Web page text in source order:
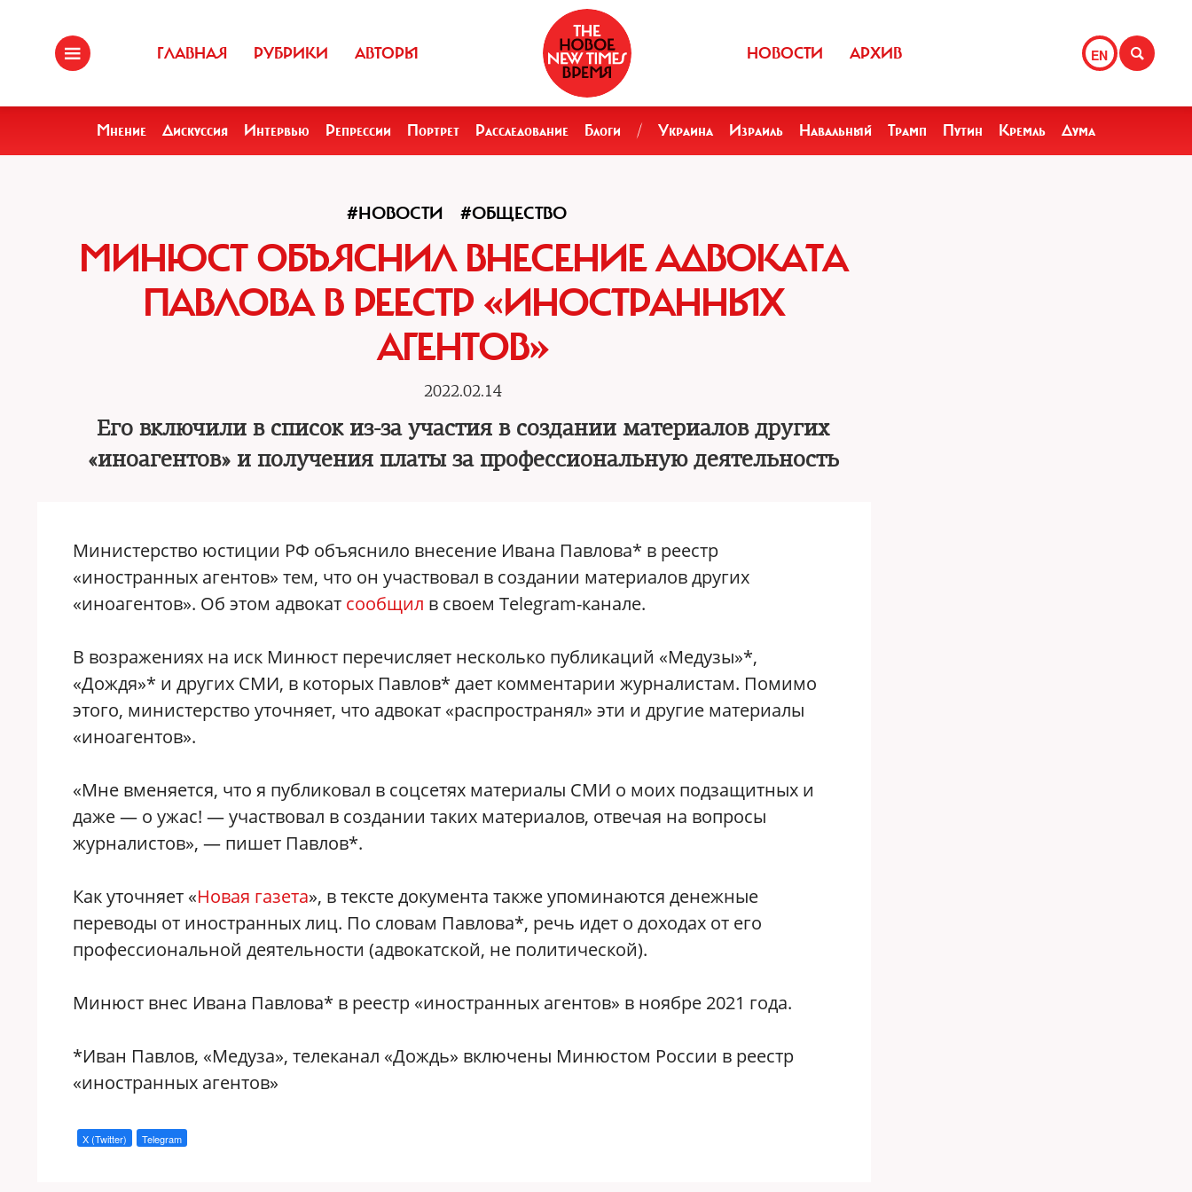
ГЛАВНАЯ РУБРИКИ АВТОРЫ EN
НОВОСТИ АРХИВ
Мнение Дискуссия Интервью Репрессии Портрет Расследование Блоги / Украина Израиль Навальный Трамп Путин Кремль Дума
#НОВОСТИ #ОБЩЕСТВО
МИНЮСТ ОБЪЯСНИЛ ВНЕСЕНИЕ АДВОКАТА
ПАВЛОВА В РЕЕСТР «ИНОСТРАННЫХ
АГЕНТОВ»
2022.02.14
Его включили в список из-за участия в создании материалов других
«иноагентов» и получения платы за профессиональную деятельность
Министерство юстиции РФ объяснило внесение Ивана Павлова* в реестр
«иностранных агентов» тем, что он участвовал в создании материалов других
«иноагентов». Об этом адвокат сообщил в своем Telegram-канале.
В возражениях на иск Минюст перечисляет несколько публикаций «Медузы»*,
«Дождя»* и других СМИ, в которых Павлов* дает комментарии журналистам. Помимо
этого, министерство уточняет, что адвокат «распространял» эти и другие материалы
«иноагентов».
«Мне вменяется, что я публиковал в соцсетях материалы СМИ о моих подзащитных и
даже — о ужас! — участвовал в создании таких материалов, отвечая на вопросы
журналистов», — пишет Павлов*.
Как уточняет «Новая газета», в тексте документа также упоминаются денежные
переводы от иностранных лиц. По словам Павлова*, речь идет о доходах от его
профессиональной деятельности (адвокатской, не политической).
Минюст внес Ивана Павлова* в реестр «иностранных агентов» в ноябре 2021 года.
*Иван Павлов, «Медуза», телеканал «Дождь» включены Минюстом России в реестр
«иностранных агентов»
X (Twitter) Telegram